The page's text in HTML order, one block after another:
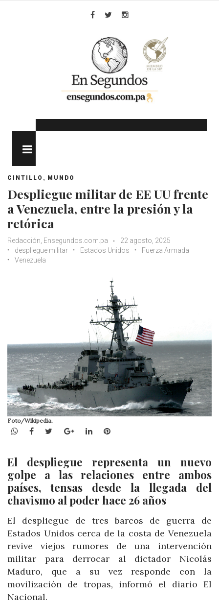
CINTILLO , MUNDO
Despliegue militar de EE UU frente
a Venezuela, entre la presión y la
retórica
Redacción, Ensegundos.com.pa
22 agosto, 2025
despliegue militar
Estados Unidos
Fuerza Armada
Venezuela
Foto/Wikipedia.
WhatsApp
Facebook
TwitterGoogle+LinkedInPinterest
El despliegue representa un nuevo
golpe a las relaciones entre ambos
países, tensas desde la llegada del
chavismo al poder hace 26 años
El despliegue de tres barcos de guerra de
Estados Unidos cerca de la costa de Venezuela
revive viejos rumores de una intervención
militar para derrocar al dictador Nicolás
Maduro, que a su vez responde con la
movilización de tropas, informó el diario El
Nacional.